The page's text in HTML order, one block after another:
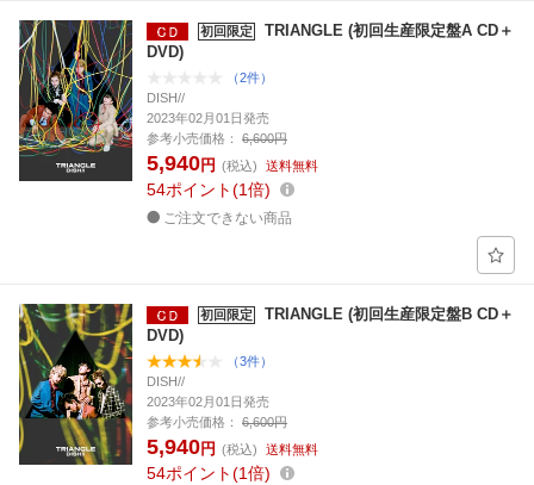
初回限定
TRIANGLE (初回生産限定盤A CD＋
DVD)
（2件）
DISH//
2023年02月01日発売
参考小売価格：
6,600円
5,940円 (税込) 送料無料
54ポイント 1倍
ご注文できない商品
初回限定
TRIANGLE (初回生産限定盤B CD＋
DVD)
（3件）
DISH//
2023年02月01日発売
参考小売価格：
6,600円
5,940円 (税込) 送料無料
54ポイント 1倍